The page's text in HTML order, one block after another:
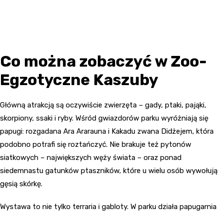
Co można zobaczyć w Zoo-
Egzotyczne Kaszuby
Główną atrakcją są oczywiście zwierzęta – gady, ptaki, pająki,
skorpiony, ssaki i ryby. Wśród gwiazdorów parku wyróżniają się
papugi: rozgadana Ara Ararauna i Kakadu zwana Didżejem, która
podobno potrafi się roztańczyć. Nie brakuje też pytonów
siatkowych – największych węży świata – oraz ponad
siedemnastu gatunków ptaszników, które u wielu osób wywołują
gęsią skórkę.
Wystawa to nie tylko terraria i gabloty. W parku działa papugarnia